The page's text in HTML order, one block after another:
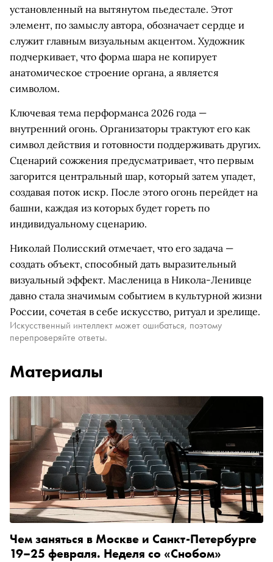
установленный на вытянутом пьедестале. Этот
элемент, по замыслу автора, обозначает сердце и
служит главным визуальным акцентом. Художник
подчеркивает, что форма шара не копирует
анатомическое строение органа, а является
символом.
Ключевая тема перформанса 2026 года —
внутренний огонь. Организаторы трактуют его как
символ действия и готовности поддерживать других.
Сценарий сожжения предусматривает, что первым
загорится центральный шар, который затем упадет,
создавая поток искр. После этого огонь перейдет на
башни, каждая из которых будет гореть по
индивидуальному сценарию.
Николай Полисский отмечает, что его задача —
создать объект, способный дать выразительный
визуальный эффект. Масленица в Никола-Ленивце
давно стала значимым событием в культурной жизни
России, сочетая в себе искусство, ритуал и зрелище.
Искусственный интеллект может ошибаться, поэтому
перепроверяйте ответы.
Материалы
Чем заняться в Москве и Санкт-Петербурге
19–25 февраля. Неделя со «Снобом»